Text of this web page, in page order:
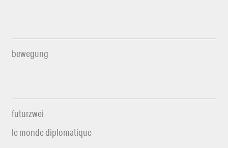
bewegung
futurzwei
le monde diplomatique